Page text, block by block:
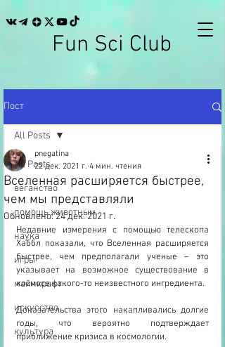
Fun Sci Club
Пост
All Posts
веганство
помощь животным
наука
игры
майнкрафт
искусство
культура
All Posts
Вселенная расширяется быстрее,
чем мы представляли
pnegatina
22 дек. 2021 г. 4 мин. чтения
Обновлено:24 дек. 2021 г.
Недавние измерения с помощью телескопа
Хаббл показали, что Вселенная расширяется
быстрее, чем предполагали ученые – это
указывает на возможное существование в
космосе какого-то неизвестного ингредиента.
Доказательства этого накапливались долгие
годы, что вероятно подтверждает
приближение кризиса в космологии.